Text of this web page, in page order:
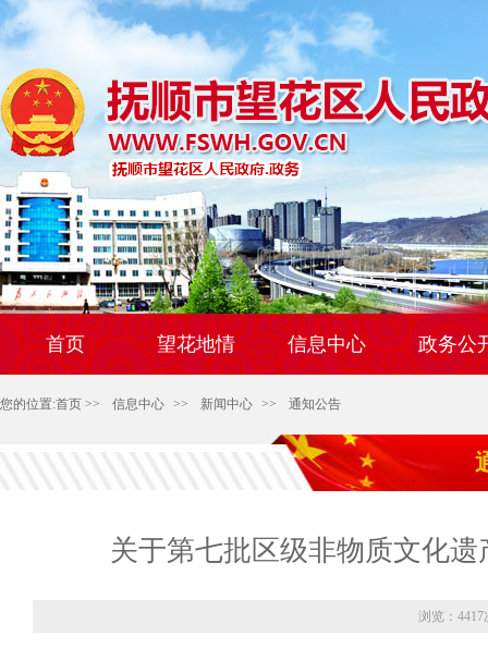
首页 望花地情 信息中心 政务公
您的位置:首页 >> 信息中心 >> 新闻中心 >> 通知公告
关于第七批区级非物质文化
浏览：4417